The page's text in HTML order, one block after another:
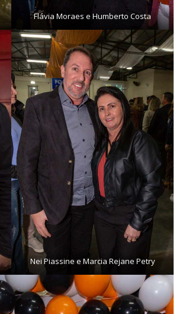
Flávia Moraes e Humberto Costa
Nei Piassine e Marcia Rejane Petry